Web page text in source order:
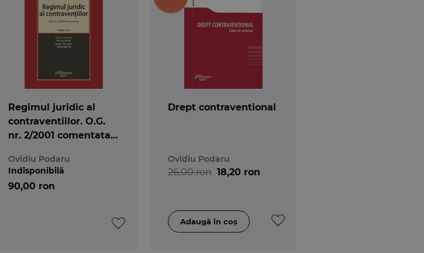
Regimul juridic al
contraventiilor. O.G.
nr. 2/2001 comentata.
Ovidiu Podaru
90,00 ron
Indisponibilă
Drept contraventional
Ovidiu Podaru
26,00 ron 18,20 ron